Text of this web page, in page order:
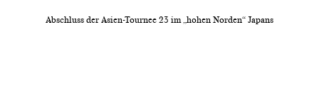
Abschluss der Asien-Tournee 23 im „hohen Norden“ Japans